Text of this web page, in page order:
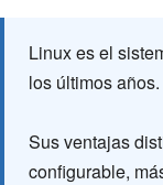
Linux es el
los últimos
Sus ventajas
configurable,